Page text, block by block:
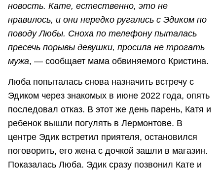
новость. Кате, естественно, это не
нравилось, и они нередко ругались с Эдиком по
поводу Любы. Сноха по телефону пыталась
пресечь порывы девушки, просила не трогать
мужа, — сообщает мама обвиняемого Кристина.
Люба попыталась снова назначить встречу с
Эдиком через знакомых в июне 2022 года, опять
последовал отказ. В этот же день парень, Катя и
ребенок вышли погулять в Лермонтове. В
центре Эдик встретил приятеля, остановился
поговорить, его жена с дочкой зашли в магазин.
Показалась Люба. Эдик сразу позвонил Кате и